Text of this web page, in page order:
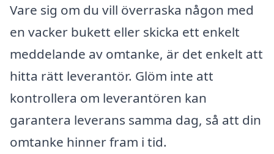
Vare sig om du vill överraska någon med
en vacker bukett eller skicka ett enkelt
meddelande av omtanke, är det enkelt att
hitta rätt leverantör. Glöm inte att
kontrollera om leverantören kan
garantera leverans samma dag, så att din
omtanke hinner fram i tid.